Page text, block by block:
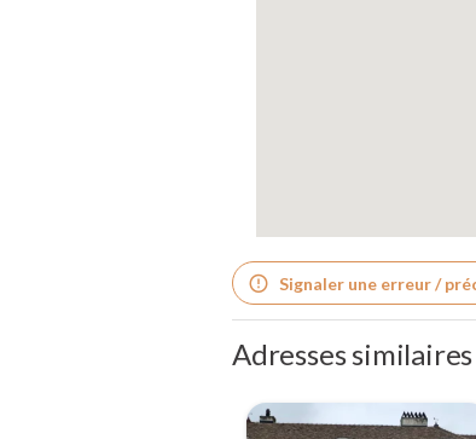
Signaler une erreur /
Adresses similaires